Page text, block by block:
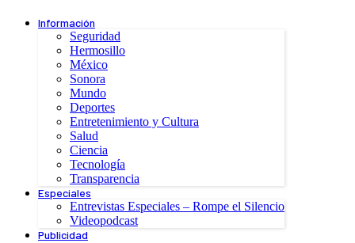
Información
Seguridad
Hermosillo
México
Sonora
Mundo
Deportes
Entretenimiento y Cultura
Salud
Ciencia
Tecnología
Transparencia
Especiales
Entrevistas Especiales – Rompe el Silencio
Videopodcast
Publicidad